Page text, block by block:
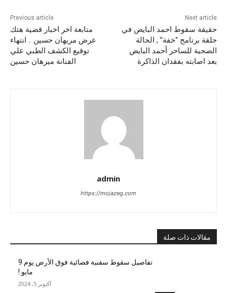
Previous article
متابعة اخر اخبار قضية هتك
عرض مريهان حسين .. انتهاء
توقيع الكشف الطبي علي
الفنانة ميرهان حسين
Next article
حقيقة سقوط احمد البايض في
حلقة برنامج “خفة” , الحالة
الصحية للساحر أحمد البايض
بعد اصابته بفقدان الذاكرة
admin
https://mojazeg.com
مقالات ذات صلة
تفاصيل سقوط سفنية فضائية فوق الأرض يوم 9
مايو !
أكتوبر 5, 2024